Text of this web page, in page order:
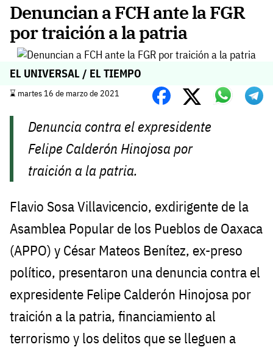
Denuncian a FCH ante la FGR
por traición a la patria
EL UNIVERSAL / EL TIEMPO
⌛️ martes 16 de marzo de 2021
Denuncia contra el expresidente
Felipe Calderón Hinojosa por
traición a la patria.
Flavio Sosa Villavicencio, exdirigente de la
Asamblea Popular de los Pueblos de Oaxaca
(APPO) y César Mateos Benítez, ex-preso
político, presentaron una denuncia contra el
expresidente Felipe Calderón Hinojosa por
traición a la patria, financiamiento al
terrorismo y los delitos que se lleguen a